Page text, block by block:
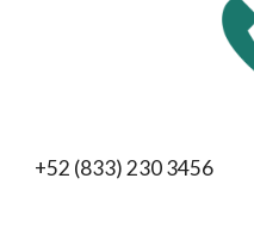
+52 (833) 230 3456